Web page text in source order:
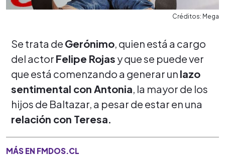
Créditos: Mega
Se trata de Gerónimo, quien está a cargo
del actor Felipe Rojas y que se puede ver
que está comenzando a generar un lazo
sentimental con Antonia, la mayor de los
hijos de Baltazar, a pesar de estar en una
relación con Teresa.
MÁS EN FMDOS.CL